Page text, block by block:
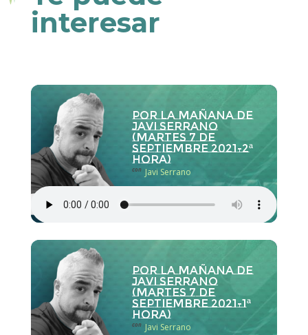
interesar
Por la Mañana de
Javi Serrano
(martes 7 de
septiembre 2021-2ª
hora)
con Javi Serrano
Por la Mañana de
Javi Serrano
(martes 7 de
septiembre 2021-1ª
hora)
con Javi Serrano